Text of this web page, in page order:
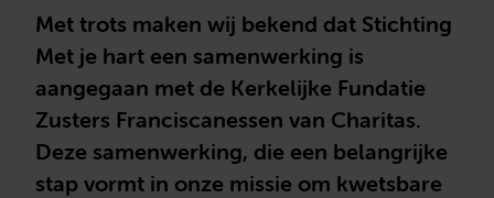
Met trots maken wij bekend dat Stichting
Met je hart een samenwerking is
aangegaan met de Kerkelijke Fundatie
Zusters Franciscanessen van Charitas.
Deze samenwerking, die een belangrijke
stap vormt in onze missie om kwetsbare